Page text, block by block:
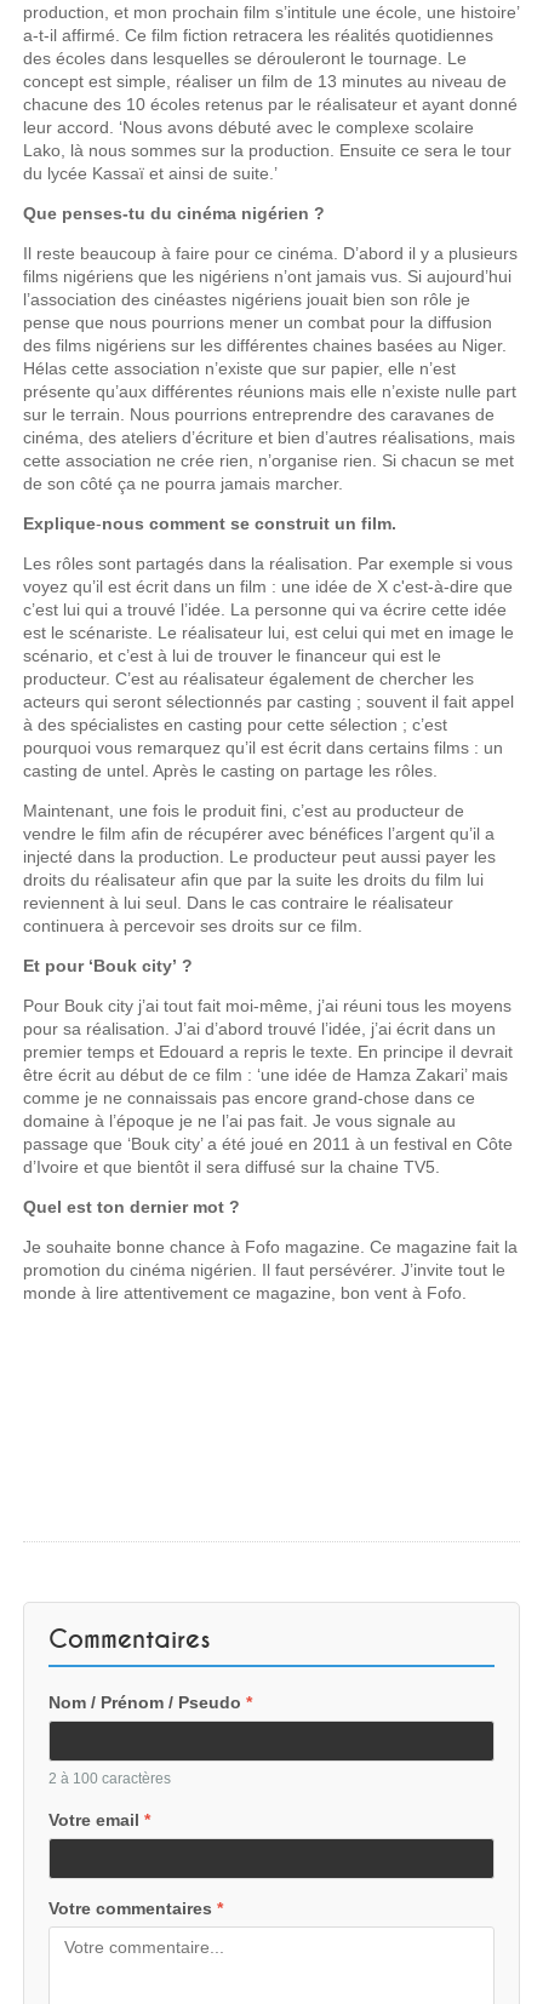
production, et mon prochain film s’intitule une école, une histoire’
a-t-il affirmé. Ce film fiction retracera les réalités quotidiennes
des écoles dans lesquelles se dérouleront le tournage. Le
concept est simple, réaliser un film de 13 minutes au niveau de
chacune des 10 écoles retenus par le réalisateur et ayant donné
leur accord. ‘Nous avons débuté avec le complexe scolaire
Lako, là nous sommes sur la production. Ensuite ce sera le tour
du lycée Kassaï et ainsi de suite.’
Que penses-tu du cinéma nigérien ?
Il reste beaucoup à faire pour ce cinéma. D’abord il y a plusieurs
films nigériens que les nigériens n’ont jamais vus. Si aujourd’hui
l’association des cinéastes nigériens jouait bien son rôle je
pense que nous pourrions mener un combat pour la diffusion
des films nigériens sur les différentes chaines basées au Niger.
Hélas cette association n’existe que sur papier, elle n’est
présente qu’aux différentes réunions mais elle n’existe nulle part
sur le terrain. Nous pourrions entreprendre des caravanes de
cinéma, des ateliers d’écriture et bien d’autres réalisations, mais
cette association ne crée rien, n’organise rien. Si chacun se met
de son côté ça ne pourra jamais marcher.
Explique-nous comment se construit un film.
Les rôles sont partagés dans la réalisation. Par exemple si vous
voyez qu’il est écrit dans un film : une idée de X c'est-à-dire que
c’est lui qui a trouvé l’idée. La personne qui va écrire cette idée
est le scénariste. Le réalisateur lui, est celui qui met en image le
scénario, et c’est à lui de trouver le financeur qui est le
producteur. C’est au réalisateur également de chercher les
acteurs qui seront sélectionnés par casting ; souvent il fait appel
à des spécialistes en casting pour cette sélection ; c’est
pourquoi vous remarquez qu’il est écrit dans certains films : un
casting de untel. Après le casting on partage les rôles.
Maintenant, une fois le produit fini, c’est au producteur de
vendre le film afin de récupérer avec bénéfices l’argent qu’il a
injecté dans la production. Le producteur peut aussi payer les
droits du réalisateur afin que par la suite les droits du film lui
reviennent à lui seul. Dans le cas contraire le réalisateur
continuera à percevoir ses droits sur ce film.
Et pour ‘Bouk city’ ?
Pour Bouk city j’ai tout fait moi-même, j’ai réuni tous les moyens
pour sa réalisation. J’ai d’abord trouvé l’idée, j’ai écrit dans un
premier temps et Edouard a repris le texte. En principe il devrait
être écrit au début de ce film : ‘une idée de Hamza Zakari’ mais
comme je ne connaissais pas encore grand-chose dans ce
domaine à l’époque je ne l’ai pas fait. Je vous signale au
passage que ‘Bouk city’ a été joué en 2011 à un festival en Côte
d’Ivoire et que bientôt il sera diffusé sur la chaine TV5.
Quel est ton dernier mot ?
Je souhaite bonne chance à Fofo magazine. Ce magazine fait la
promotion du cinéma nigérien. Il faut persévérer. J’invite tout le
monde à lire attentivement ce magazine, bon vent à Fofo.
Commentaires
Nom / Prénom / Pseudo*
2 à 100 caractères
Votre email*
Votre commentaires*